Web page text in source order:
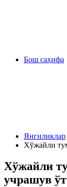
Бош саҳифа
Янгиликлар
Хўжайли
Хўжайли
учрашув